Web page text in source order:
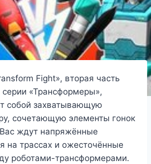
Fight», вторая часть
серии «Трансформеры»,
собой захватывающую
сочетающую элементы гонок
ждут напряжённые
на трассах и ожесточённые
роботами-трансформерами.